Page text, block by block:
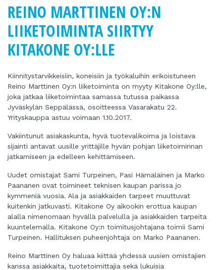
REINO MARTTINEN OY:N
LIIKETOIMINTA SIIRTYY
KITAKONE OY:LLE
Kiinnitystarvikkeisiin, koneisiin ja työkaluihin erikoistuneen
Reino Marttinen Oy:n liiketoiminta on myyty Kitakone Oy:lle,
joka jatkaa liiketoimintaa samassa tutussa paikassa
Jyväskylän Seppälässä, osoitteessa Vasarakatu 22.
Yrityskauppa astuu voimaan 1.10.2017.
Vakiintunut asiakaskunta, hyvä tuotevalikoima ja loistava
sijainti antavat uusille yrittäjille hyvän pohjan liiketoiminnan
jatkamiseen ja edelleen kehittämiseen.
Uudet omistajat Sami Turpeinen, Pasi Hämäläinen ja Marko
Paananen ovat toimineet teknisen kaupan parissa jo
kymmeniä vuosia. Ala ja asiakkaiden tarpeet muuttuvat
kuitenkin jatkuvasti. Kitakone Oy aikookin erottua kaupan
alalla nimenomaan hyvällä palvelulla ja asiakkaiden tarpeita
kuuntelemalla. Kitakone Oy:n toimitusjohtajana toimii Sami
Turpeinen. Hallituksen puheenjohtaja on Marko Paananen.
Reino Marttinen Oy haluaa kiittää yhdessä uusien omistajien
kanssa asiakkaita, tuotetoimittajia sekä lukuisia